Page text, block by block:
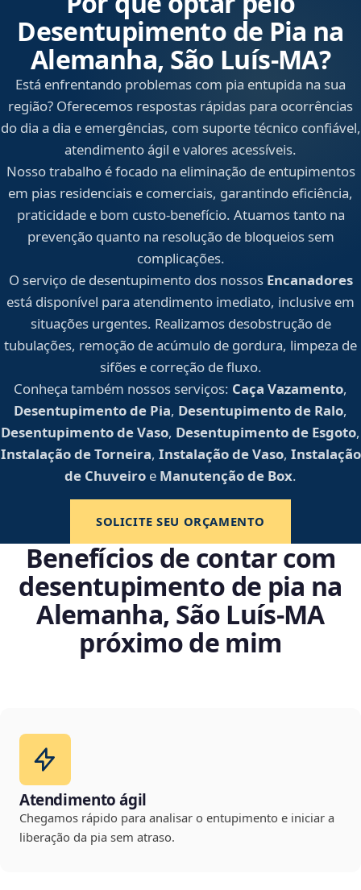
Desentupimento de Pia na
Alemanha, São Luís‑MA?
Está enfrentando problemas com pia entupida na sua
região? Oferecemos respostas rápidas para ocorrências
do dia a dia e emergências, com suporte técnico confiável,
atendimento ágil e valores acessíveis.
Nosso trabalho é focado na eliminação de entupimentos
em pias residenciais e comerciais, garantindo eficiência,
praticidade e bom custo-benefício. Atuamos tanto na
prevenção quanto na resolução de bloqueios sem
complicações.
O serviço de desentupimento dos nossos Encanadores
está disponível para atendimento imediato, inclusive em
situações urgentes. Realizamos desobstrução de
tubulações, remoção de acúmulo de gordura, limpeza de
sifões e correção de fluxo.
Conheça também nossos serviços: Caça Vazamento,
Desentupimento de Pia, Desentupimento de Ralo,
Desentupimento de Vaso, Desentupimento de Esgoto,
Instalação de Torneira, Instalação de Vaso, Instalação
de Chuveiro e Manutenção de Box.
SOLICITE SEU ORÇAMENTO
Benefícios de contar com
desentupimento de pia na
Alemanha, São Luís‑MA
próximo de mim
Atendimento ágil
Chegamos rápido para analisar o entupimento e iniciar a
liberação da pia sem atraso.